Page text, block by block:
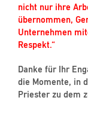
nicht nur ihre
übernommen,
Unternehmen
Respekt.“
Danke für Ihr
die Momente, in
Priester zu dem